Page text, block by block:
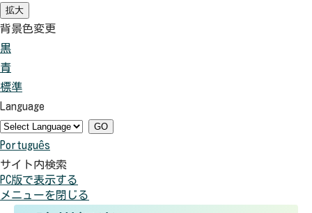
期
状
態）
拡大
期
状
背景色変更
黒
色
を
黒
色
に
す
る
青
景
色
を
青
色
に
す
標準
景
色
を
元
に
戻
Language
GO
Português
サイト内検索
PC版で表示する
メニューを閉じる